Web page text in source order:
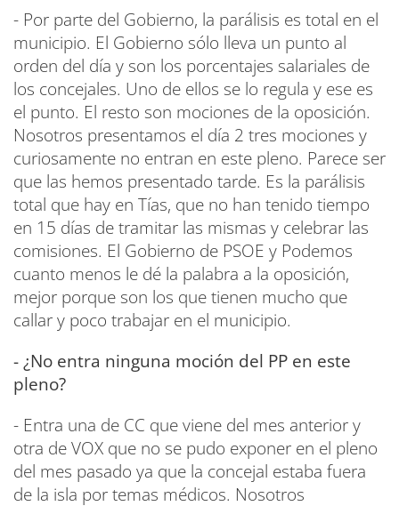
- Por parte del Gobierno, la parálisis es total en el
municipio. El Gobierno sólo lleva un punto al
orden del día y son los porcentajes salariales de
los concejales. Uno de ellos se lo regula y ese es
el punto. El resto son mociones de la oposición.
Nosotros presentamos el día 2 tres mociones y
curiosamente no entran en este pleno. Parece ser
que las hemos presentado tarde. Es la parálisis
total que hay en Tías, que no han tenido tiempo
en 15 días de tramitar las mismas y celebrar las
comisiones. El Gobierno de PSOE y Podemos
cuanto menos le dé la palabra a la oposición,
mejor porque son los que tienen mucho que
callar y poco trabajar en el municipio.
- ¿No entra ninguna moción del PP en este
pleno?
- Entra una de CC que viene del mes anterior y
otra de VOX que no se pudo exponer en el pleno
del mes pasado ya que la concejal estaba fuera
de la isla por temas médicos. Nosotros